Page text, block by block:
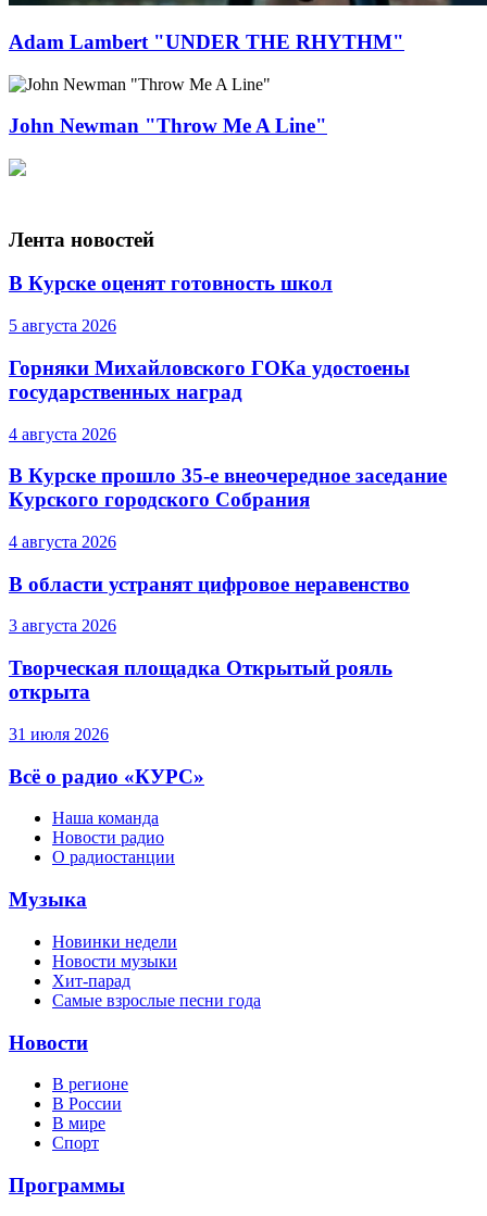
Adam Lambert "UNDER THE RHYTHM"
John Newman "Throw Me A Line"
Лента новостей
В Курске оценят готовность школ
5 августа 2026
Горняки Михайловского ГОКа удостоены
государственных наград
4 августа 2026
В Курске прошло 35-е внеочередное заседание
Курского городского Собрания
4 августа 2026
В области устранят цифровое неравенство
3 августа 2026
Творческая площадка Открытый рояль
открыта
31 июля 2026
Всё о радио «КУРС»
Наша команда
Новости радио
О радиостанции
Музыка
Новинки недели
Новости музыки
Хит-парад
Самые взрослые песни года
Новости
В регионе
В России
В мире
Спорт
Программы